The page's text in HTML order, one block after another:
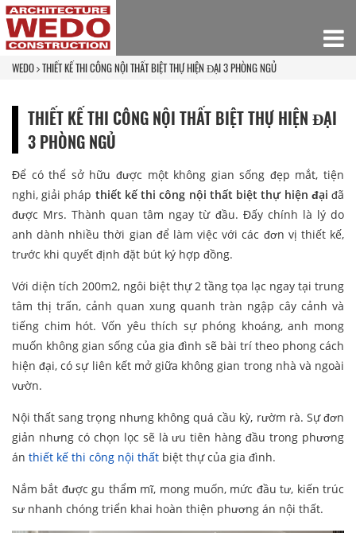
WEDO THIẾT KẾ THI CÔNG NỘI THẤT BIỆT THỰ HIỆN ĐẠI 3 PHÒNG NGỦ
THIẾT KẾ THI CÔNG NỘI THẤT BIỆT THỰ HIỆN ĐẠI
3 PHÒNG NGỦ
Để có thể sở hữu được một không gian sống đẹp mắt, tiện
nghi, giải pháp thiết kế thi công nội thất biệt thự hiện đại đã
được Mrs. Thành quan tâm ngay từ đầu. Đấy chính là lý do
anh dành nhiều thời gian để làm việc với các đơn vị thiết kế,
trước khi quyết định đặt bút ký hợp đồng.
Với diện tích 200m2, ngôi biệt thự 2 tầng tọa lạc ngay tại trung
tâm thị trấn, cảnh quan xung quanh tràn ngập cây cảnh và
tiếng chim hót. Vốn yêu thích sự phóng khoáng, anh mong
muốn không gian sống của gia đình sẽ bài trí theo phong cách
hiện đại, có sự liên kết mở giữa không gian trong nhà và ngoài
vườn.
Nội thất sang trọng nhưng không quá cầu kỳ, rườm rà. Sự đơn
giản nhưng có chọn lọc sẽ là ưu tiên hàng đầu trong phương
án thiết kế thi công nội thất biệt thự của gia đình.
Nắm bắt được gu thẩm mĩ, mong muốn, mức đầu tư, kiến trúc
sư nhanh chóng triển khai hoàn thiện phương án nội thất.